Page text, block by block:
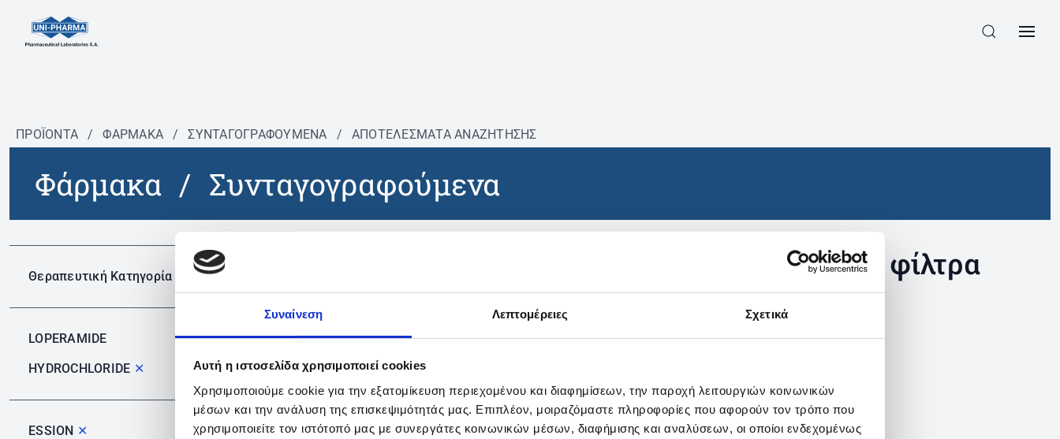
Συναίνεση Λεπτομέρειες Σχετικά
Αυτή η ιστοσελίδα χρησιμοποιεί cookies
Χρησιμοποιούμε cookie για την εξατομίκευση περιεχομένου και διαφημίσεων, την παροχή λειτουργιών κοινωνικών
μέσων και την ανάλυση της επισκεψιμότητάς μας. Επιπλέον, μοιραζόμαστε πληροφορίες που αφορούν τον τρόπο που
χρησιμοποιείτε τον ιστότοπό μας με συνεργάτες κοινωνικών μέσων, διαφήμισης και αναλύσεων, οι οποίοι ενδεχομένως
ΠΡΟΪΟΝΤΑ / ΦΆΡΜΑΚΑ / ΣΥΝΤΑΓΟΓΡΑΦΟΎΜΕΝΑ / ΑΠΟΤΕΛΕΣΜΑΤΑ ΑΝΑΖΗΤΗΣΗΣ
Φάρμακα / Συνταγογραφούμενα
Θεραπευτική Κατηγορία
LOPERAMIDE
HYDROCHLORIDE ✕
ESSION ✕
Δεν βρέθηκαν προϊόντα με τα συγκεκριμένα φίλτρα